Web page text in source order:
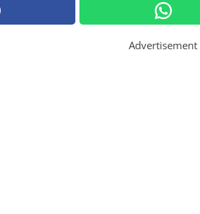
Advertisement